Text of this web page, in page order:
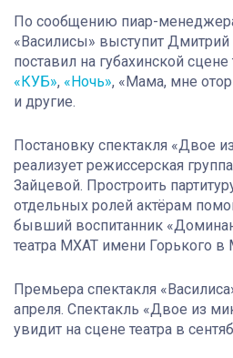
По сообщению пиар-
«Василисы» выступит
поставил на губахинской
«КУБ», «Ночь», «Мама, мне
и другие.
Постановку спектакля «Двое
реализует режиссерская
Зайцевой. Простроить
отдельных ролей актёрам
бывший воспитанник
театра МХАТ имени Горького в
Премьера спектакля
апреля. Спектакль «Двое из
увидит на сцене театра в